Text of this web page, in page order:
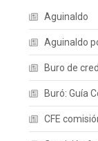
Aguinaldo
Aguinaldo
Buro de
Buró: Guía
CFE